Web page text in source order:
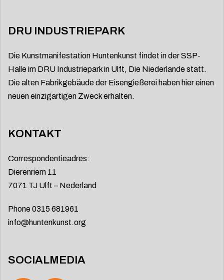
DRU INDUSTRIEPARK
Die Kunstmanifestation Huntenkunst findet in der SSP-
Halle im DRU Industriepark in Ulft, Die Niederlande statt.
Die alten Fabrikgebäude der Eisengießerei haben hier einen
neuen einzigartigen Zweck erhalten.
KONTAKT
Correspondentieadres:
Dierenriem 11
7071 TJ Ulft – Nederland
Phone 0315 681961
info@huntenkunst.org
SOCIALMEDIA